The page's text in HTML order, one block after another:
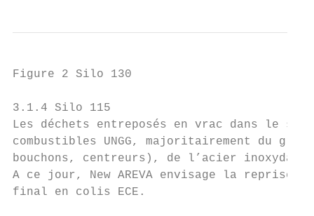
Figure 2 Silo 130
3.1.4 Silo 115
Les déchets entreposés en vrac dans le
combustibles UNGG, majoritairement du
bouchons, centreurs), de l’acier
A ce jour, New AREVA envisage la reprise
final en colis ECE.